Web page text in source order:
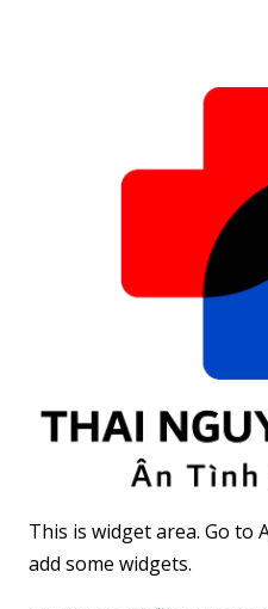
không
This is widget area. Go to
add some widgets.